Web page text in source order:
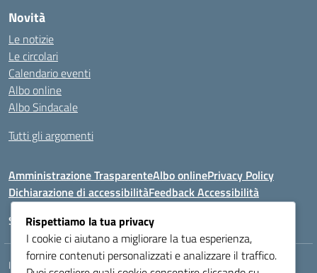
Novità
Le notizie
Le circolari
Calendario eventi
Albo online
Albo Sindacale
Tutti gli argomenti
Amministrazione TrasparenteAlbo onlinePrivacy Policy
Dichiarazione di accessibilitàFeedback Accessibilità
Seguici su:
Indirizzo: VIA LAZIO, 3, 43100 PARMA (PR)
Rispettiamo la tua privacy
I cookie ci aiutano a migliorare la tua esperienza,
fornire contenuti personalizzati e analizzare il traffico.